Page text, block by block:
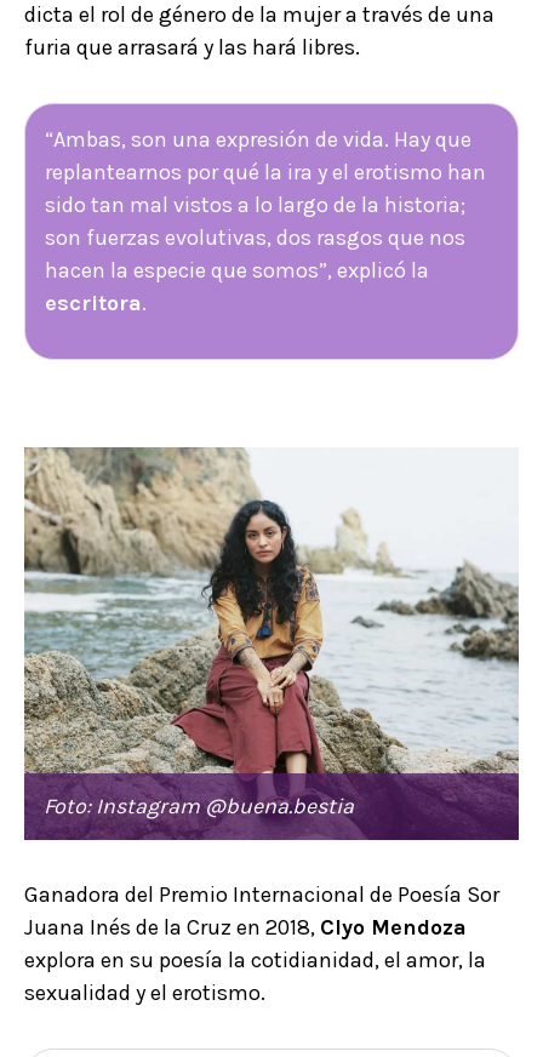
dicta el rol de género de la mujer a través de una
furia que arrasará y las hará libres.
“Ambas, son una expresión de vida. Hay que
replantearnos por qué la ira y el erotismo han
sido tan mal vistos a lo largo de la historia;
son fuerzas evolutivas, dos rasgos que nos
hacen la especie que somos”, explicó la
escritora.
Foto: Instagram @buena.bestia
Ganadora del Premio Internacional de Poesía Sor
Juana Inés de la Cruz en 2018, Clyo Mendoza
explora en su poesía la cotidianidad, el amor, la
sexualidad y el erotismo.